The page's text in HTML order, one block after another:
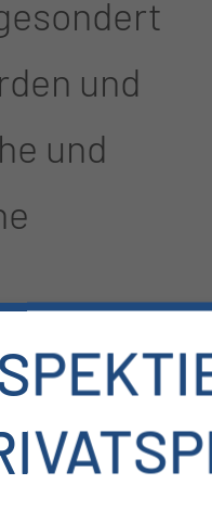
und
und
dass